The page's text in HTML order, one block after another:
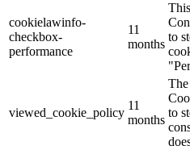
cookielawinfo-
checkbox-
performance
11
months
to
viewed_cookie_policy
11
months
to